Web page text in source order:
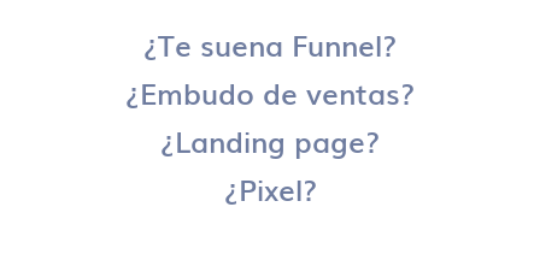
¿Te suena Funnel?
¿Embudo de ventas?
¿Landing page?
¿Pixel?